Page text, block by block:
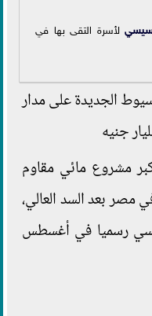
لأسرة التقى بها في
الجديدة على مدار
مشروع مائي مقاوم
مصر بعد السد العالي،
رسميا في أغسطس